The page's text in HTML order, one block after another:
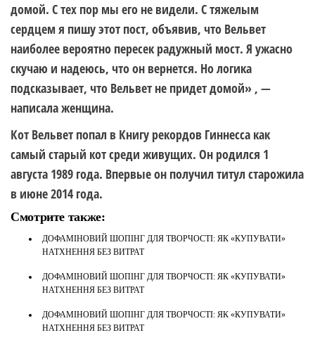
домой. С тех пор мы его не видели. С тяжелым
сердцем я пишу этот пост, объявив, что Вельвет
наиболее вероятно пересек радужный мост. Я ужасно
скучаю и надеюсь, что он вернется. Но логика
подсказывает, что Вельвет не придет домой» , —
написала женщина.
Кот Вельвет попал в Книгу рекордов Гиннесса как
самый старый котсреди живущих. Он родился 1
августа 1989 года. Впервые он получил титул старожила
в июне 2014 года.
Смотрите также:
ДОФАМІНОВИЙ ШОПІНГ ДЛЯ ТВОРЧОСТІ: ЯК «КУПУВАТИ»
НАТХНЕННЯ БЕЗ ВИТРАТ
ДОФАМІНОВИЙ ШОПІНГ ДЛЯ ТВОРЧОСТІ: ЯК «КУПУВАТИ»
НАТХНЕННЯ БЕЗ ВИТРАТ
ДОФАМІНОВИЙ ШОПІНГ ДЛЯ ТВОРЧОСТІ: ЯК «КУПУВАТИ»
НАТХНЕННЯ БЕЗ ВИТРАТ